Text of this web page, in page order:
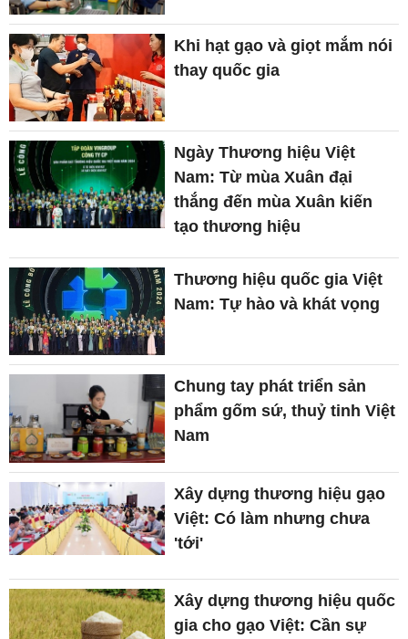
Khi hạt gạo và giọt mắm nói
thay quốc gia
Ngày Thương hiệu Việt
Nam: Từ mùa Xuân đại
thắng đến mùa Xuân kiến
tạo thương hiệu
Thương hiệu quốc gia Việt
Nam: Tự hào và khát vọng
Chung tay phát triển sản
phẩm gốm sứ, thuỷ tinh Việt
Nam
Xây dựng thương hiệu gạo
Việt: Có làm nhưng chưa
'tới'
Xây dựng thương hiệu quốc
gia cho gạo Việt: Cần sự